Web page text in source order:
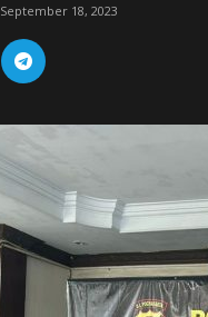
September 18, 2023